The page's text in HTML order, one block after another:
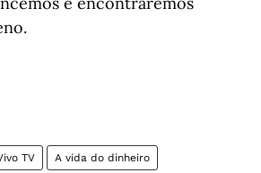
TV A vida do dinheiro